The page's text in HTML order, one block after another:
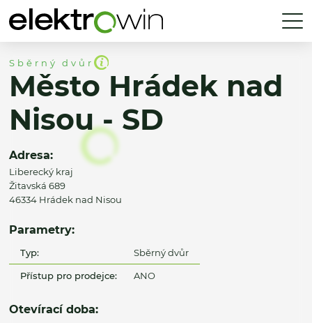
Sběrný dvůr
Město Hrádek nad
Nisou - SD
Adresa:
Liberecký kraj
Žitavská 689
46334 Hrádek nad Nisou
Parametry:
Typ: Sběrný dvůr
Přístup pro prodejce: ANO
Otevírací doba: